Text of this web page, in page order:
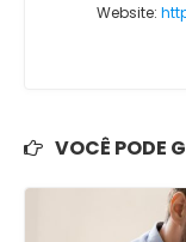
Website:
VOCÊ PODE